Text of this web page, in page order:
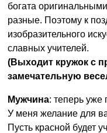
богата
разные. Поэтому к
изобразительного
славных учителей.
(Выходит кружок с
замечательную
Мужчина: теперь уже
У меня желание для
Пусть красной будет